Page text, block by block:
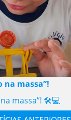
na massa”!
massa”! 🛠️💻